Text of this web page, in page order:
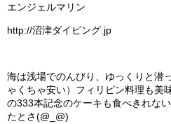
エンジェルマリン
http://沼津ダイビング.jp
海は浅場でのんびり、ゆっくりと潜
ゃくちゃ安い）フィリピン料理も美
の333本記念のケーキも食べきれな
たとさ(@_@)